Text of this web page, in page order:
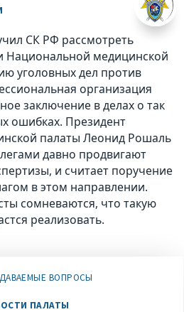
СК РФ рассмотреть
Национальной медицинской
уголовных дел против
организация
заключение в делах о так
ошибках. Президент
палаты Леонид Рошаль
давно продвигают
и считает поручение
в этом направлении.
сомневаются, что такую
реализовать.
ВОПРОСЫ
ПАЛАТЫ